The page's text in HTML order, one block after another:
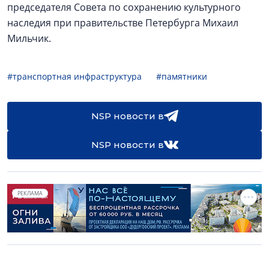
председателя Совета по сохранению культурного
наследия при правительстве Петербурга Михаил
Мильчик.
#транспортная инфраструктура #памятники
NSP новости в
NSP новости в
РЕКЛАМА